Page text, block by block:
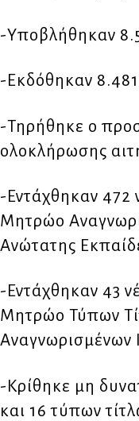
-Υποβλήθηκαν
-Εκδόθηκαν
-Τηρήθηκε ο
ολοκλήρωσης
-Εντάχθηκαν 472
Μητρώο
Ανώτατης
-Εντάχθηκαν 43
Μητρώο Τύπων
Αναγνωρισμένων
-Κρίθηκε μη
και 16 τύπων